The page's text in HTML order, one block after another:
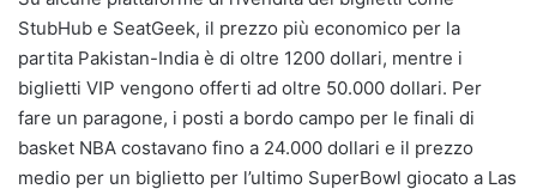
StubHub e SeatGeek, il prezzo più economico per la
partita Pakistan-India è di oltre 1200 dollari, mentre i
biglietti VIP vengono offerti ad oltre 50.000 dollari. Per
fare un paragone, i posti a bordo campo per le finali di
basket NBA costavano fino a 24.000 dollari e il prezzo
medio per un biglietto per l’ultimo SuperBowl giocato a Las